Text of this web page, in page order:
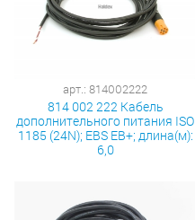
арт.: 814002222
814 002 222 Кабель
дополнительного питания ISO
1185 (24N); EBS EB+; длина(м):
6,0